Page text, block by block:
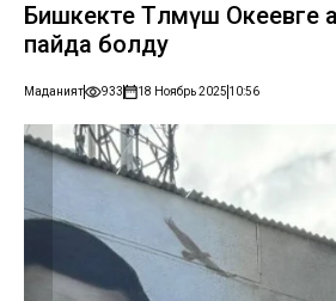
Бишкекте Төлөмүш Океевге
пайда болду
Маданият 933 18 Ноябрь 2025 10:56